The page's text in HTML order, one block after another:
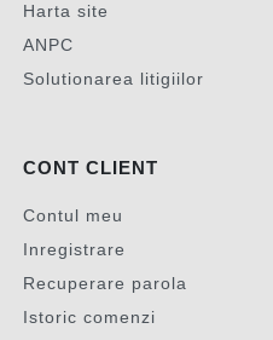
Harta site
ANPC
Solutionarea litigiilor
CONT CLIENT
Contul meu
Inregistrare
Recuperare parola
Istoric comenzi